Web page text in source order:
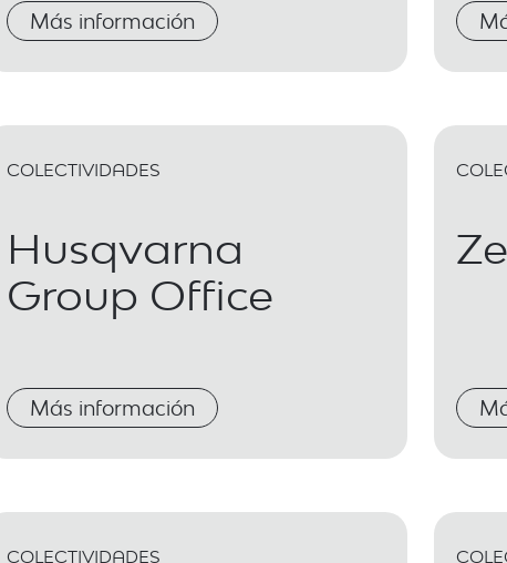
Más información
COLECTIVIDADES
Husqvarna
Group Office
Más información
COLECTIVIDADES